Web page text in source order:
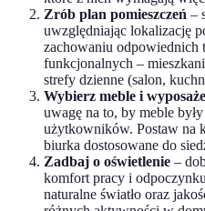
Zrób plan pomieszczeń –
uwzględniając lokalizację
zachowaniu odpowiednich
funkcjonalnych –
strefy dzienne (salon,
Wybierz meble i
uwagę na to, by meble
użytkowników. Postaw na
biurka dostosowane do
Zadbaj o oświetlenie –
komfort pracy i
naturalne światło oraz